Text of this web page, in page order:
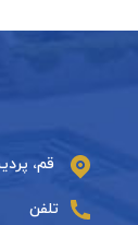
قم،
تلفن